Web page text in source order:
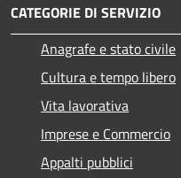
CATEGORIE DI SERVIZIO
Anagrafe e stato civile
Cultura e tempo libero
Vita lavorativa
Imprese e Commercio
Appalti pubblici